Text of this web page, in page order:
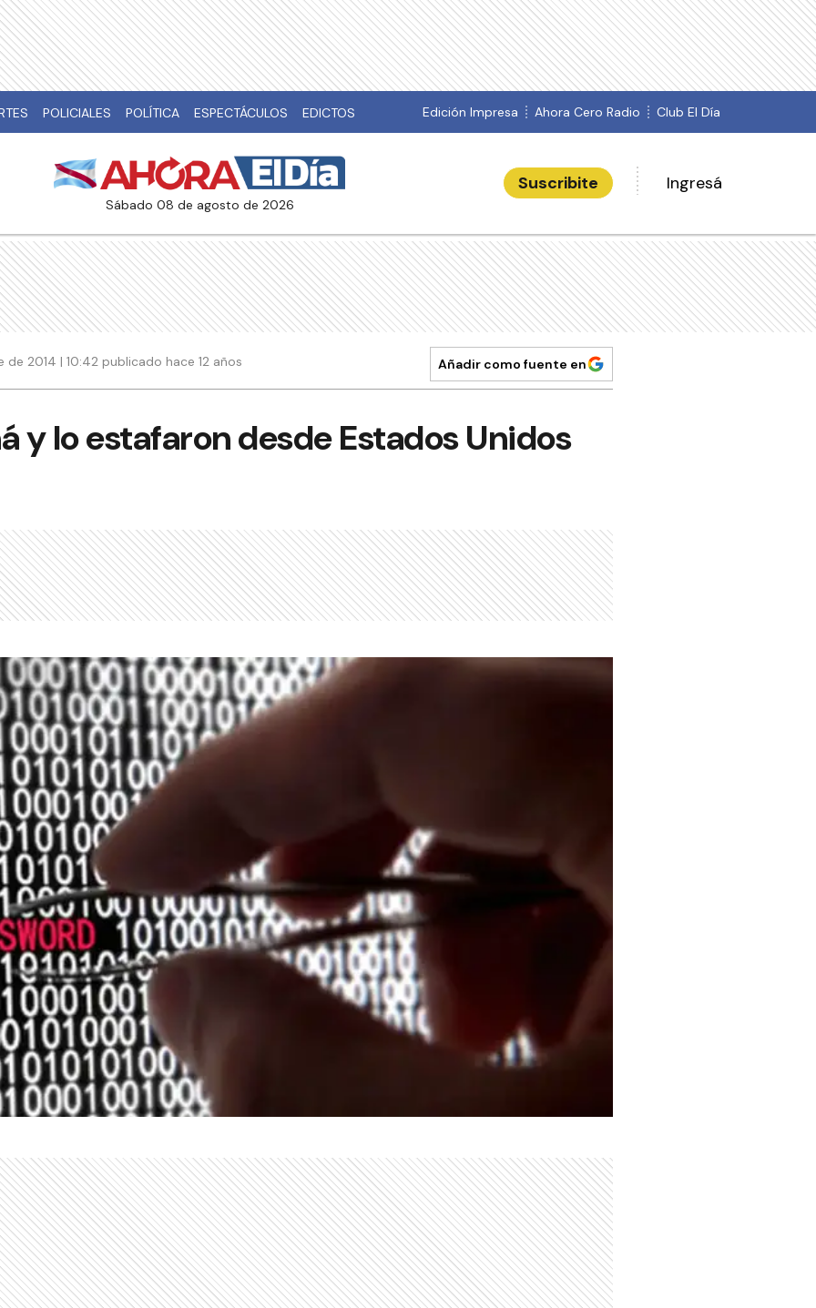
POLICIALES POLÍTICA ESPECTÁCULOS EDICTOS Edición Impresa Ahora Cero Radio Club El Día
sábado 08 de agosto de 2026
Suscribite Ingresá
de 2014 | 10:42 publicado hace 12 años Añadir como fuente en
y lo estafaron desde Estados Unidos